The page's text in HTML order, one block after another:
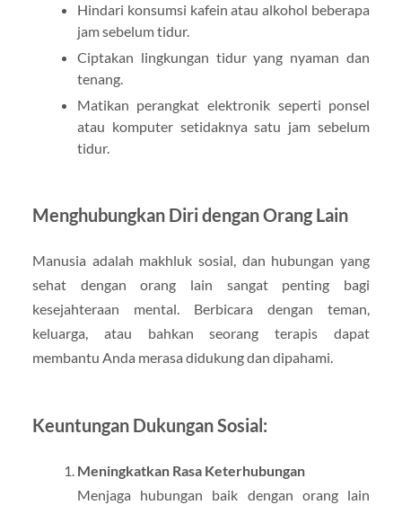
Hindari konsumsi kafein atau alkohol beberapa
jam sebelum tidur.
Ciptakan lingkungan tidur yang nyaman dan
tenang.
Matikan perangkat elektronik seperti ponsel
atau komputer setidaknya satu jam sebelum
tidur.
Menghubungkan Diri dengan Orang Lain
Manusia adalah makhluk sosial, dan hubungan yang
sehat dengan orang lain sangat penting bagi
kesejahteraan mental. Berbicara dengan teman,
keluarga, atau bahkan seorang terapis dapat
membantu Anda merasa didukung dan dipahami.
Keuntungan Dukungan Sosial:
Meningkatkan Rasa Keterhubungan
Menjaga hubungan baik dengan orang lain